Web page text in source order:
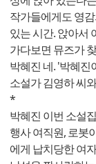
작가들에게도 영
있는 시간. 앉아서
가다보면 뮤즈가
박혜진 네. '박혜진
소설가 김영하 씨
*
박혜진 이번 소설
행사 여직원, 로봇
에게 납치당한 여